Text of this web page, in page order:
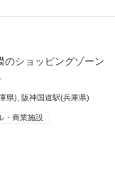
のショッピングゾーン
県) ,阪神国道駅(兵庫県)
・商業施設